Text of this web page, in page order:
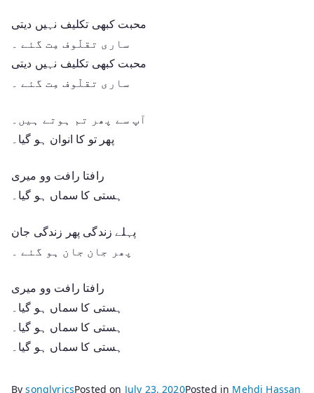
محبت کبھی تکلیف نہیں دیتی
ساری تقلّوف مِت گئے ۔
محبت کبھی تکلیف نہیں دیتی
ساری تقلّوف مِت گئے ۔
آپ سے پھر تم ہوتے ہیں۔
پھر تو کا انوان ہو گیا۔
رافتا رافت وو میری
ہستی کا سماں ہو گیا۔
پہلے زندگی پھر زندگی جان
پھر جان جان ہو گئے ۔
رافتا رافت وو میری
ہستی کا سماں ہو گیا۔
ہستی کا سماں ہو گیا۔
ہستی کا سماں ہو گیا۔
BysonglyricsPosted on July 23, 2020Posted in Mehdi Hassan